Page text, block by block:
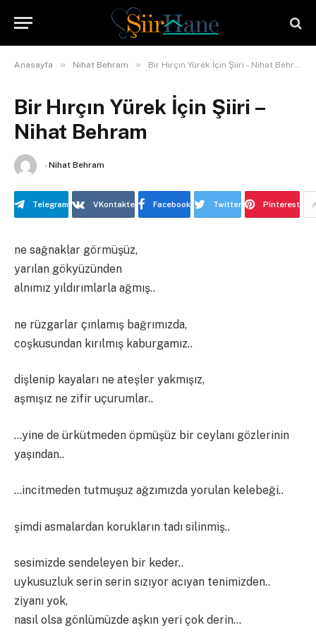
Anasayfa » Nihat Behram » Bir Hırçın Yürek İçin Şiiri – Nihat Behram
Bir Hırçın Yürek İçin Şiiri –
Nihat Behram
-Nihat Behram
Telegram VKontakte Facebook Twitter Pinterest
ne sağnaklar görmüşüz,
yarılan gökyüzünden
alnımız yıldırımlarla ağmış..
ne rüzgarlar çınlamış bağrımızda,
coşkusundan kırılmış kaburgamız..
dişlenip kayaları ne ateşler yakmışız,
aşmışız ne zifir uçurumlar..
…yine de ürkütmeden öpmüşüz bir ceylanı gözlerinin
yaşından..
…incitmeden tutmuşuz ağzımızda yorulan kelebeği..
şimdi asmalardan korukların tadı silinmiş..
sesimizde sendeleyen bir keder..
uykusuzluk serin serin sızıyor acıyan tenimizden..
ziyanı yok,
nasıl olsa gönlümüzde aşkın yeri çok derin…